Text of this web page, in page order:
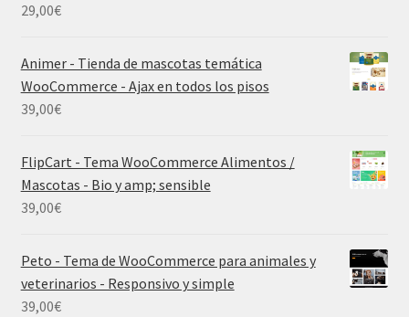
29,00€
Animer - Tienda de mascotas temática
WooCommerce - Ajax en todos los pisos
39,00€
FlipCart - Tema WooCommerce Alimentos /
Mascotas - Bio y amp; sensible
39,00€
Peto - Tema de WooCommerce para animales y
veterinarios - Responsivo y simple
39,00€